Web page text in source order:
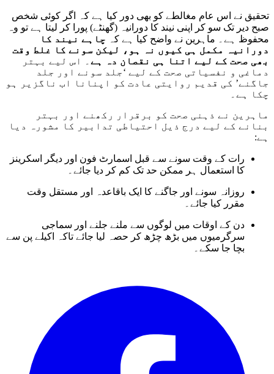
تحقیق نے اس عام مغالطے کو بھی دور کیا ہے کہ اگر کوئی شخص
صبح دیر تک سو کر اپنی نیند کا دورانیہ (گھنٹے) پورا کر لیتا ہے تو وہ
محفوظ ہے۔ ماہرین نے واضح کیا ہے کہ چاہے نیند کا
دورانیہ مکمل ہی کیوں نہ ہو، لیکن سونے کا غلط وقت
بھی صحت کے لیے اتنا ہی نقصان دہ ہے ۔ اس لیے بہتر
دماغی و نفسیاتی صحت کے لیے ‘جلد سونے اور جلد
جاگنے’ کی قدیم روایتی عادت کو اپنانا اب ناگزیر ہو
چکا ہے۔
ماہرین نے ذہنی صحت کو برقرار رکھنے اور بہتر
بنانے کے لیے درج ذیل احتیاطی تدابیر کا مشورہ دیا
ہے:
رات کے وقت سونے سے قبل اسمارٹ فون اور دیگر اسکرینز
کا استعمال ہر ممکن حد تک کم کر دیا جائے۔
روزانہ سونے اور جاگنے کا ایک باقاعدہ اور مستقل وقت
مقرر کیا جائے۔
دن کے اوقات میں لوگوں سے ملنے جلنے اور سماجی
سرگرمیوں میں بڑھ چڑھ کر حصہ لیا جائے تاکہ اکیلے پن سے
بچا جا سکے۔